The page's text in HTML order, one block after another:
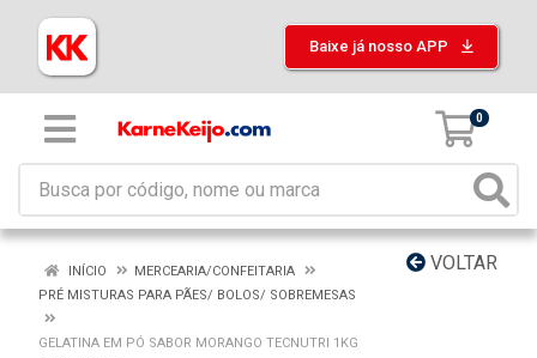
Baixe já nosso APP
0
VOLTAR
INÍCIO
MERCEARIA/CONFEITARIA
PRÉ MISTURAS PARA PÃES/ BOLOS/ SOBREMESAS
GELATINA EM PÓ SABOR MORANGO TECNUTRI 1KG